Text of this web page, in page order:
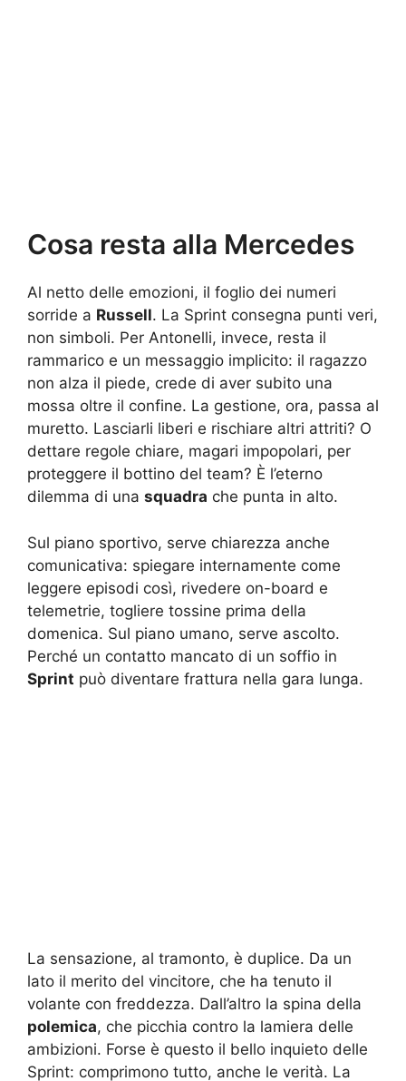
Cosa resta alla Mercedes
Al netto delle emozioni, il foglio dei numeri
sorride a Russell. La Sprint consegna punti veri,
non simboli. Per Antonelli, invece, resta il
rammarico e un messaggio implicito: il ragazzo
non alza il piede, crede di aver subito una
mossa oltre il confine. La gestione, ora, passa al
muretto. Lasciarli liberi e rischiare altri attriti? O
dettare regole chiare, magari impopolari, per
proteggere il bottino del team? È l’eterno
dilemma di una squadra che punta in alto.
Sul piano sportivo, serve chiarezza anche
comunicativa: spiegare internamente come
leggere episodi così, rivedere on-board e
telemetrie, togliere tossine prima della
domenica. Sul piano umano, serve ascolto.
Perché un contatto mancato di un soffio in
Sprint può diventare frattura nella gara lunga.
La sensazione, al tramonto, è duplice. Da un
lato il merito del vincitore, che ha tenuto il
volante con freddezza. Dall’altro la spina della
polemica, che picchia contro la lamiera delle
ambizioni. Forse è questo il bello inquieto delle
Sprint: comprimono tutto, anche le verità. La